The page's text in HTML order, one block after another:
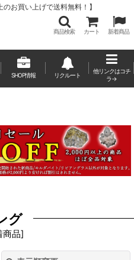
お買い上げで送料無料！】
商品検索 カート 新着商品
SHOP情報 リクルート
他リンクはコチ
ラ→
グ
商品]